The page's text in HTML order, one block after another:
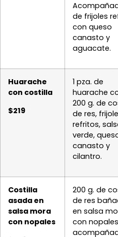
de frijoles
con queso
canasto y
aguacate.
Huarache
con costilla
$219
1 pza. de
huarache
200 g. de
de res,
refritos,
verde,
canasto y
cilantro.
Costilla
asada en
salsa mora
con nopales
200 g. de
de res
en salsa
con nopales